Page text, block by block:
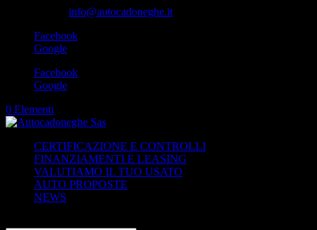
info@autocadoneghe.it
Facebook
Google
Facebook
Google
0 Elementi
CERTIFICAZIONE E CONTROLLI
FINANZIAMENTI E LEASING
VALUTIAMO IL TUO USATO
AUTO PROPOSTE
NEWS